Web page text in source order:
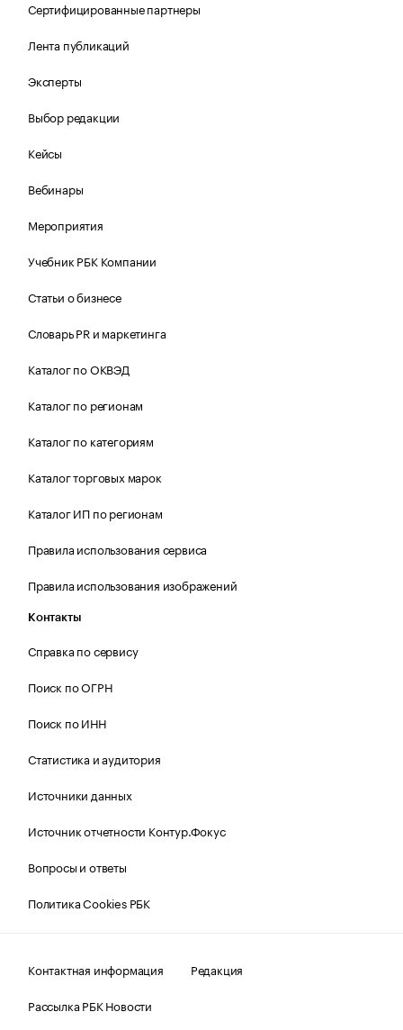
Сертифицированные партнеры
Лента публикаций
Эксперты
Выбор редакции
Кейсы
Вебинары
Мероприятия
Учебник РБК Компании
Статьи о бизнесе
Словарь PR и маркетинга
Каталог по ОКВЭД
Каталог по регионам
Каталог по категориям
Каталог торговых марок
Каталог ИП по регионам
Правила использования сервиса
Правила использования изображений
Контакты
Справка по сервису
Поиск по ОГРН
Поиск по ИНН
Статистика и аудитория
Источники данных
Источник отчетности Контур.Фокус
Вопросы и ответы
Политика Cookies РБК
Контактная информация
Редакция
Рассылка РБК Новости